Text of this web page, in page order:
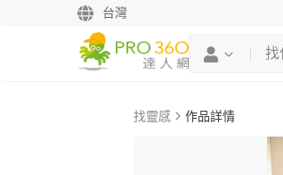
台灣
找靈感 作品詳情